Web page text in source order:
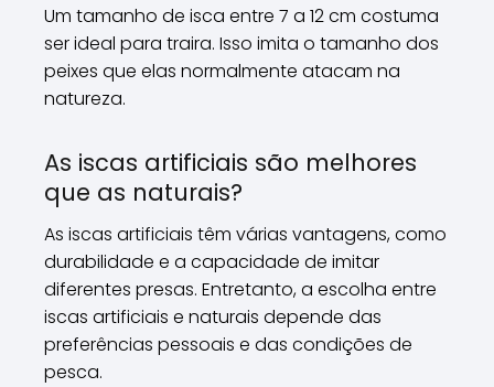
Um tamanho de isca entre 7 a 12 cm costuma
ser ideal para traira. Isso imita o tamanho dos
peixes que elas normalmente atacam na
natureza.
As iscas artificiais são melhores
que as naturais?
As iscas artificiais têm várias vantagens, como
durabilidade e a capacidade de imitar
diferentes presas. Entretanto, a escolha entre
iscas artificiais e naturais depende das
preferências pessoais e das condições de
pesca.